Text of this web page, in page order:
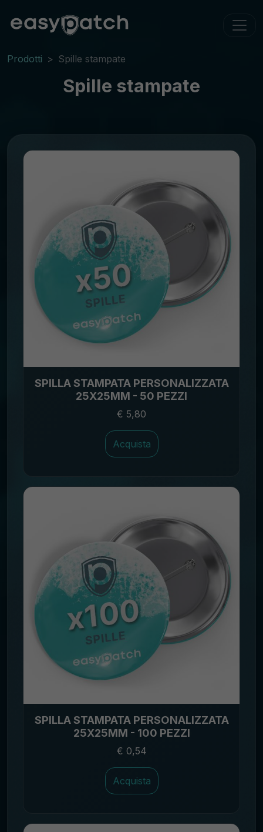
Prodotti Spille stampate
Spille stampate
SPILLA STAMPATA PERSONALIZZATA
25X25MM - 50 PEZZI
€ 5,80
Acquista
SPILLA STAMPATA PERSONALIZZATA
25X25MM - 100 PEZZI
€ 0,54
Acquista